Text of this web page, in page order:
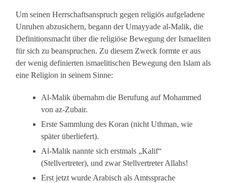
Um seinen Herrschaftsanspruch gegen religiös aufgeladene
Unruhen abzusichern, begann der Umayyade al-Malik, die
Definitionsmacht über die religiöse Bewegung der Ismaeliten
für sich zu beanspruchen. Zu diesem Zweck formte er aus
der wenig definierten ismaelitischen Bewegung den Islam als
eine Religion in seinem Sinne:
Al-Malik übernahm die Berufung auf Mohammed
von az-Zubair.
Erste Sammlung des Koran (nicht Uthman, wie
später überliefert).
Al-Malik nannte sich erstmals „Kalif“
(Stellvertreter), und zwar Stellvertreter Allahs!
Erst jetzt wurde Arabisch als Amtssprache